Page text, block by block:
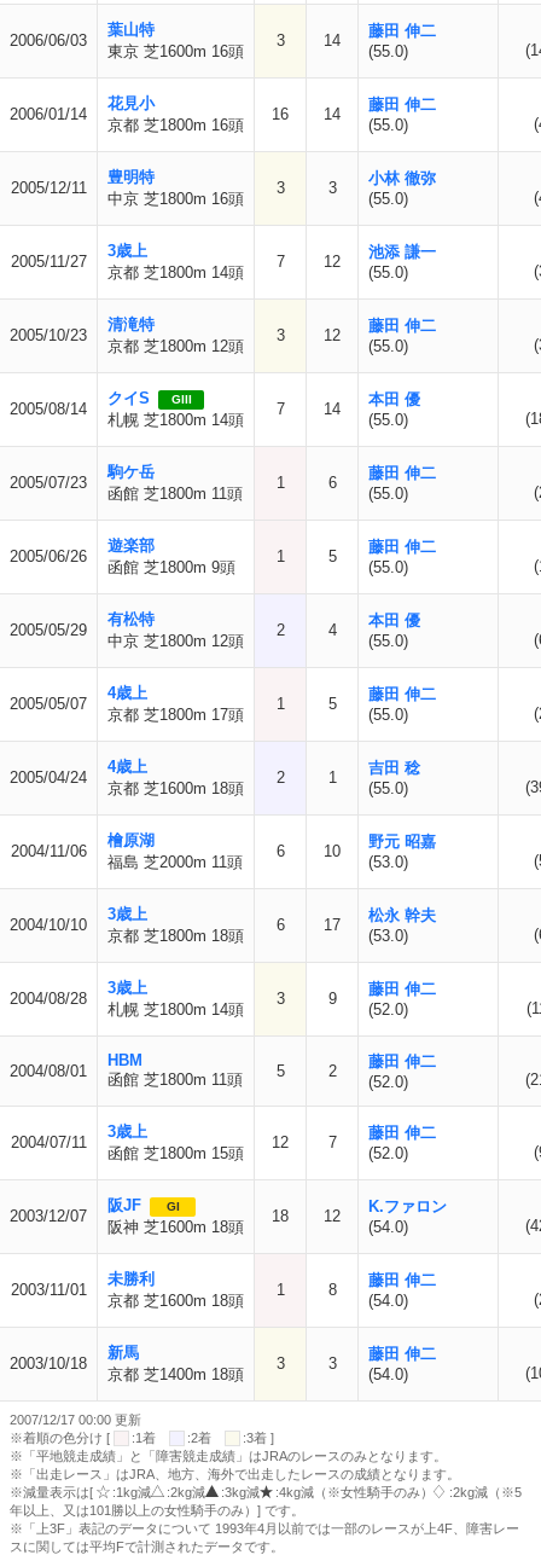
2006/06/03
葉山特
東京 芝1600m 16頭
3 14
藤田 伸二
(55.0)
2006/01/14
花見小
京都 芝1800m 16頭
16 14
藤田 伸二
(55.0)
2005/12/11
豊明特
中京 芝1800m 16頭
3 3
小林 徹弥
(55.0)
2005/11/27
3歳上
京都 芝1800m 14頭
7 12
池添 謙一
(55.0)
2005/10/23
清滝特
京都 芝1800m 12頭
3 12
藤田 伸二
(55.0)
2005/08/14
クイS GIII
札幌 芝1800m 14頭
7 14
本田 優
(55.0)
2005/07/23
駒ケ岳
函館 芝1800m 11頭
1 6
藤田 伸二
(55.0)
2005/06/26
遊楽部
函館 芝1800m 9頭
1 5
藤田 伸二
(55.0)
2005/05/29
有松特
中京 芝1800m 12頭
2 4
本田 優
(55.0)
2005/05/07
4歳上
京都 芝1800m 17頭
1 5
藤田 伸二
(55.0)
2005/04/24
4歳上
京都 芝1600m 18頭
2 1
吉田 稔
(55.0)
2004/11/06
檜原湖
福島 芝2000m 11頭
6 10
野元 昭嘉
(53.0)
2004/10/10
3歳上
京都 芝1800m 18頭
6 17
松永 幹夫
(53.0)
2004/08/28
3歳上
札幌 芝1800m 14頭
3 9
藤田 伸二
(52.0)
2004/08/01
HBM
函館 芝1800m 11頭
5 2
藤田 伸二
(52.0)
2004/07/11
3歳上
函館 芝1800m 15頭
12 7
藤田 伸二
(52.0)
2003/12/07
阪JF GI
阪神 芝1600m 18頭
18 12
K.ファロン
(54.0)
2003/11/01
未勝利
京都 芝1600m 18頭
1 8
藤田 伸二
(54.0)
2003/10/18
新馬
京都 芝1400m 18頭
3 3
藤田 伸二
(54.0)
2007/12/17 00:00 更新
※着順の色分け [
:1着 :2着
:3着 ]
※「平地競走成績」と「障害競走成績」はJRAのレースのみとなります。
※「出走レース」はJRA、地方、海外で出走したレースの成績となります。
※減量表示は[
:1kg減 :2kg減 :3kg減 :4kg減（※女性騎手のみ）
:2kg減（※5
年以上、又は101勝以上の女性騎手のみ）] です。
※「上3F」表記のデータについて 1993年4月以前では一部のレースが上4F、障害レー
スに関しては平均Fで計測されたデータです。